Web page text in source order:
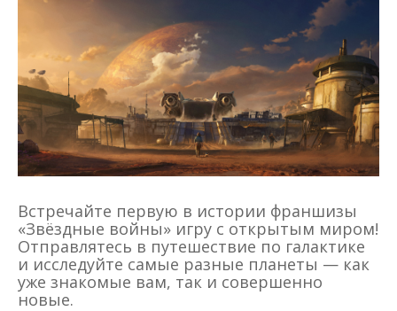
Встречайте первую в истории франшизы
«Звёздные войны» игру с открытым миром!
Отправлятесь в путешествие по галактике
и исследуйте самые разные планеты — как
уже знакомые вам, так и совершенно
новые.